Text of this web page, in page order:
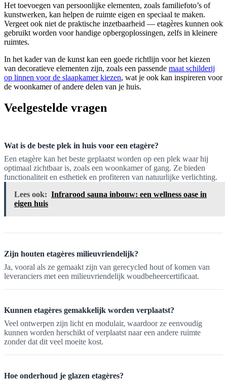
Het toevoegen van persoonlijke elementen, zoals familiefoto’s of
kunstwerken, kan helpen de ruimte eigen en speciaal te maken.
Vergeet ook niet de praktische inzetbaarheid — etagères kunnen ook
gebruikt worden voor handige opbergoplossingen, zelfs in kleinere
ruimtes.
In het kader van de kunst kan een goede richtlijn voor het kiezen
van decoratieve elementen zijn, zoals een passende maat schilderij
op linnen voor de slaapkamer kiezen, wat je ook kan inspireren voor
de woonkamer of andere delen van je huis.
Veelgestelde vragen
Wat is de beste plek in huis voor een etagère?
Een etagère kan het beste geplaatst worden op een plek waar hij
optimaal zichtbaar is, zoals een woonkamer of gang. Ze bieden
functionaliteit en esthetiek en profiteren van natuurlijke verlichting.
Lees ook: Infrarood sauna inbouw: een wellness oase in
eigen huis
Zijn houten etagères milieuvriendelijk?
Ja, vooral als ze gemaakt zijn van gerecycled hout of komen van
leveranciers met een milieuvriendelijk woudbeheercertificaat.
Kunnen etagères gemakkelijk worden verplaatst?
Veel ontwerpen zijn licht en modulair, waardoor ze eenvoudig
kunnen worden herschikt of verplaatst naar een andere ruimte
zonder dat dit veel moeite kost.
Hoe onderhoud je glazen etagères?